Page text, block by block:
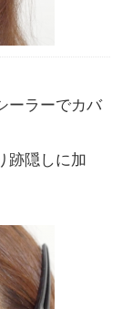
ーラーでカバ
跡隠しに加